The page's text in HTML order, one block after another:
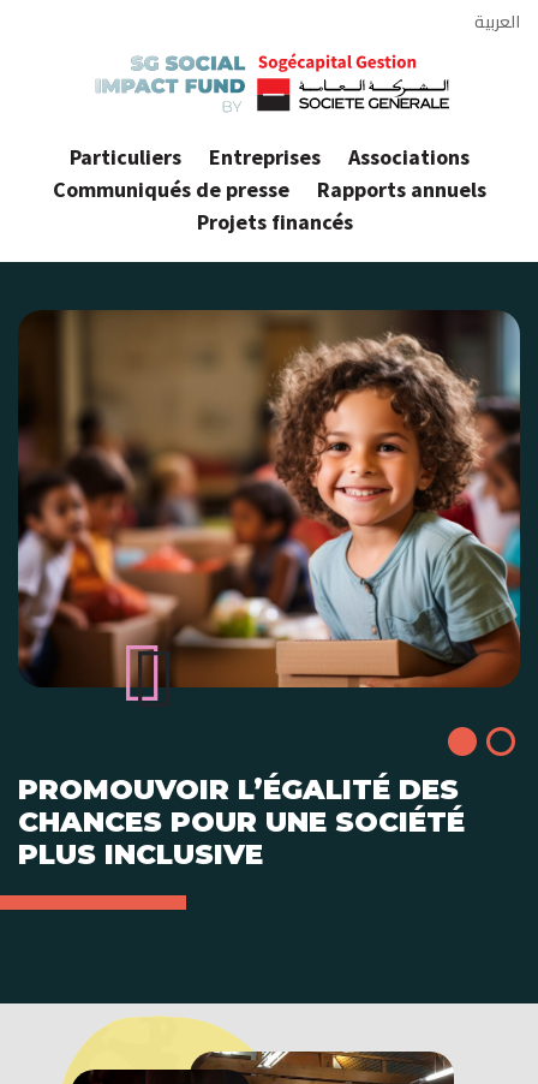
Particuliers Entreprises
Associations
Communiqués de presse
Rapports annuels
Projets financés
العربية
PROMOUVOIR L’ÉGALITÉ DES
CHANCES POUR UNE SOCIÉTÉ
PLUS INCLUSIVE